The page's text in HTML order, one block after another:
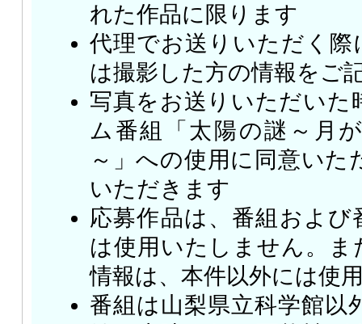
れた作品に限ります
代理でお送りいただく際
は撮影した方の情報をご
写真をお送りいただいた
ム番組「太陽の謎～月
～」への使用に同意い
いただきます
応募作品は、番組および
は使用いたしません。ま
情報は、本件以外には使
番組は山梨県立科学館以